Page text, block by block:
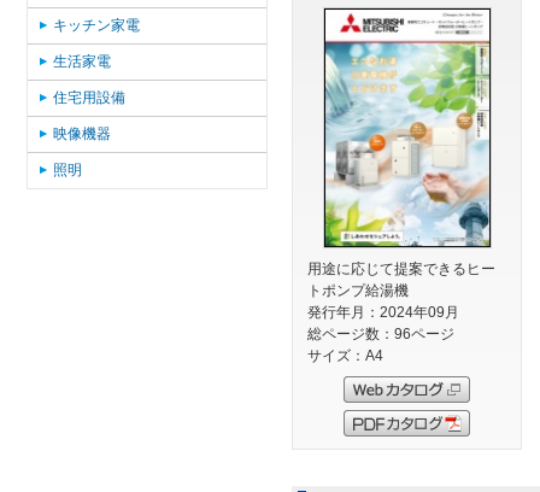
用途に応じて提案できるヒー
トポンプ給湯機
発行年月：2024年09月
総ページ数：96ページ
サイズ：A4
キッチン家電
生活家電
住宅用設備
映像機器
照明